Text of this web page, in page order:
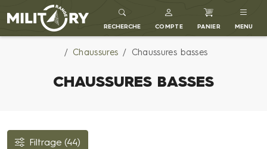
MILITARY RANGE FR
RECHERCHE COMPTE PANIER MENU
Chaussures Chaussures basses
CHAUSSURES BASSES
Filtrage (44)